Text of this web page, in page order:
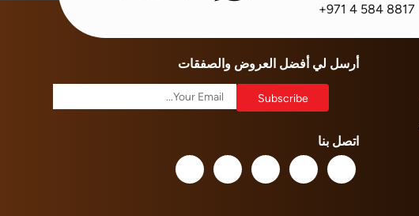
+971 4 584 8817
أرسل لي أفضل العروض والصفقات
اتصل بنا